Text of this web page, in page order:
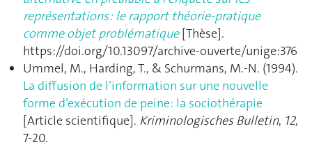
représentations : le rapport théorie-pratique
comme objet problématique[Thèse].
https://doi.org/10.13097/archive-ouverte/unige:376
Ummel, M., Harding, T., & Schurmans, M.-N. (1994).
La diffusion de l’information sur une nouvelle
forme d’exécution de peine: la sociothérapie
[Article scientifique]. Kriminologisches Bulletin, 12,
7‑20.